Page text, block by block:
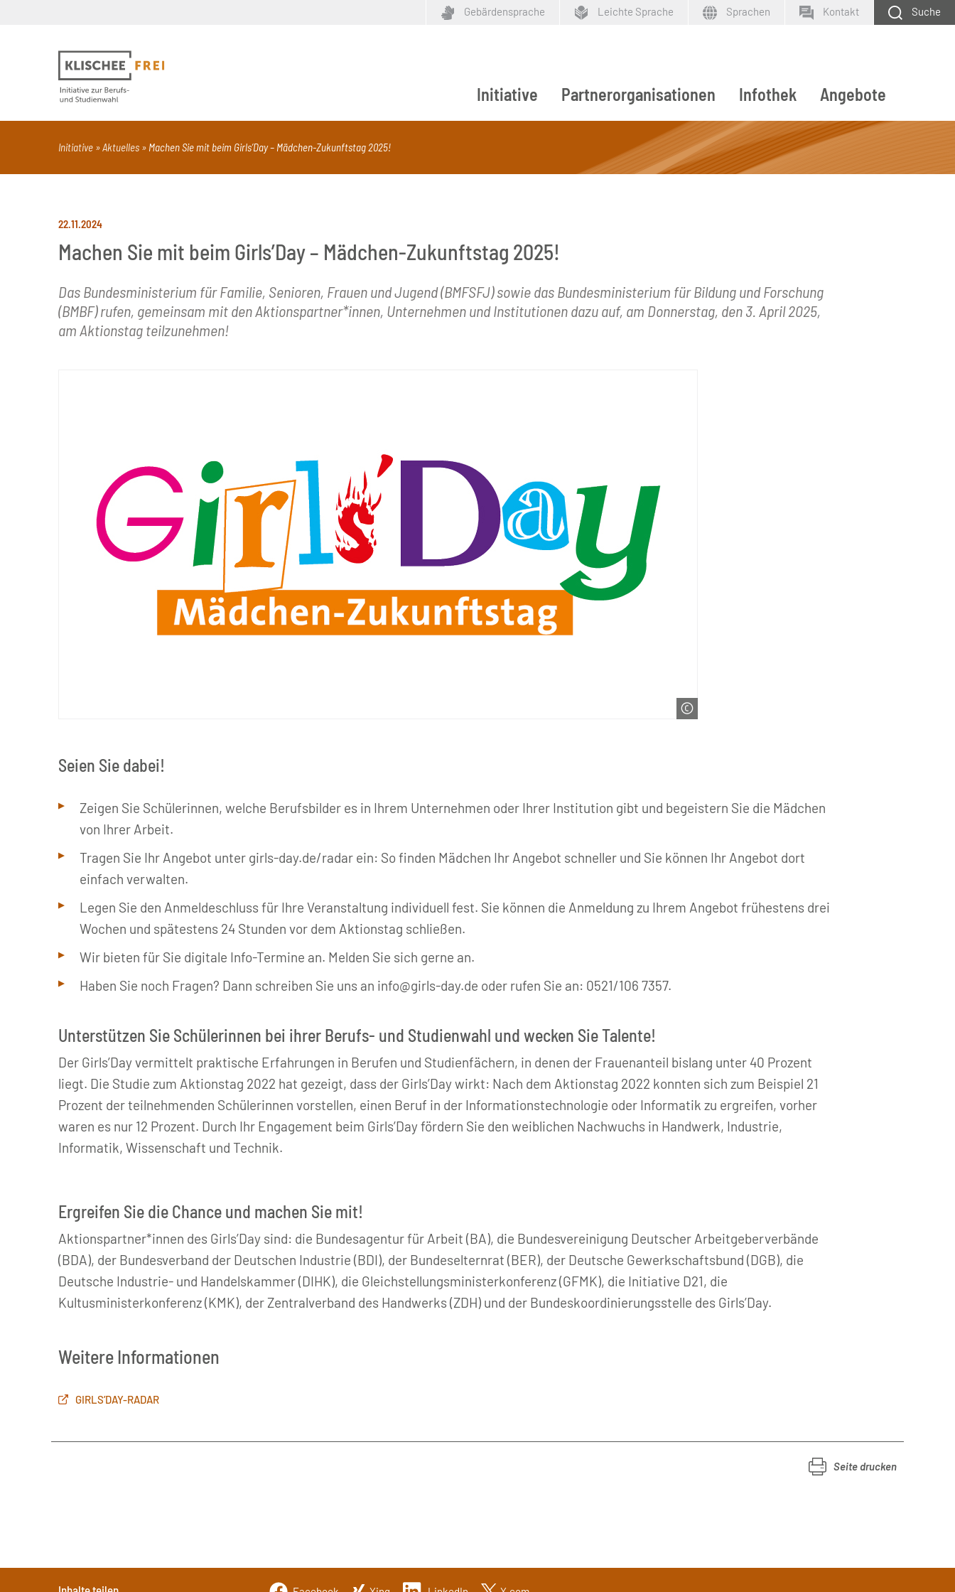
Gebärdensprache Leichte Sprache Sprachen Kontakt Suche
Suchbegriff
SUCHEN
Initiative Partnerorganisationen Infothek Angebote
Initiative Aktuelles Machen Sie mit beim Girls’Day – Mädchen-Zukunftstag 2025!
22.11.2024
Machen Sie mit beim Girls’Day – Mädchen-Zukunftstag 2025!
Das Bundesministerium für Familie, Senioren, Frauen und Jugend (BMFSFJ) sowie das Bundesministerium für Bildung und Forschung
(BMBF) rufen, gemeinsam mit den Aktionspartner*innen, Unternehmen und Institutionen dazu auf, am Donnerstag, den 3. April 2025,
am Aktionstag teilzunehmen!
Seien Sie dabei!
Zeigen Sie Schülerinnen, welche Berufsbilder es in Ihrem Unternehmen oder Ihrer Institution gibt und begeistern Sie die Mädchen
von Ihrer Arbeit.
Tragen Sie Ihr Angebot unter girls-day.de/radar ein: So finden Mädchen Ihr Angebot schneller und Sie können Ihr Angebot dort
einfach verwalten.
Legen Sie den Anmeldeschluss für Ihre Veranstaltung individuell fest. Sie können die Anmeldung zu Ihrem Angebot frühestens drei
Wochen und spätestens 24 Stunden vor dem Aktionstag schließen.
Wir bieten für Sie digitale Info-Termine an. Melden Sie sich gerne an.
Haben Sie noch Fragen? Dann schreiben Sie uns an info@girls-day.de oder rufen Sie an: 0521/106 7357.
Unterstützen Sie Schülerinnen bei ihrer Berufs- und Studienwahl und wecken Sie Talente!
Der Girls’Day vermittelt praktische Erfahrungen in Berufen und Studienfächern, in denen der Frauenanteil bislang unter 40 Prozent
liegt. Die Studie zum Aktionstag 2022 hat gezeigt, dass der Girls’Day wirkt: Nach dem Aktionstag 2022 konnten sich zum Beispiel 21
Prozent der teilnehmenden Schülerinnen vorstellen, einen Beruf in der Informationstechnologie oder Informatik zu ergreifen, vorher
waren es nur 12 Prozent. Durch Ihr Engagement beim Girls’Day fördern Sie den weiblichen Nachwuchs in Handwerk, Industrie,
Informatik, Wissenschaft und Technik.
Ergreifen Sie die Chance und machen Sie mit!
Aktionspartner*innen des Girls’Day sind: die Bundesagentur für Arbeit (BA), die Bundesvereinigung Deutscher Arbeitgeberverbände
(BDA), der Bundesverband der Deutschen Industrie (BDI), der Bundeselternrat (BER), der Deutsche Gewerkschaftsbund (DGB), die
Deutsche Industrie- und Handelskammer (DIHK), die Gleichstellungsministerkonferenz (GFMK), die Initiative D21, die
Kultusministerkonferenz (KMK), der Zentralverband des Handwerks (ZDH) und der Bundeskoordinierungsstelle des Girls’Day.
Weitere Informationen
GIRLS’DAY-RADAR
Seite drucken